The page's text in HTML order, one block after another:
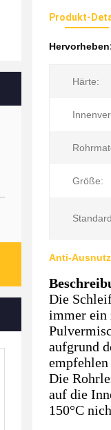
Produkt-
Härte:
Größe:
Anti-
Die
immer ein
aufgrund
Die
auf die
150°C